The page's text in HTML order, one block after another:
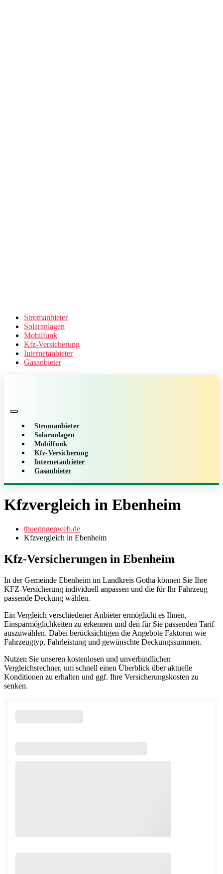
Stromanbieter
Solaranlagen
Mobilfunk
Kfz-Versicherung
Internetanbieter
Gasanbieter
Stromanbieter
Solaranlagen
Mobilfunk
Kfz-Versicherung
Internetanbieter
Gasanbieter
Kfzvergleich in Ebenheim
thueringenweb.de
Kfzvergleich in Ebenheim
Kfz‑Versicherungen in Ebenheim
In der Gemeinde Ebenheim im Landkreis Gotha können Sie Ihre
KFZ‑Versicherung individuell anpassen und die für Ihr Fahrzeug
passende Deckung wählen.
Ein Vergleich verschiedener Anbieter ermöglicht es Ihnen,
Einsparmöglichkeiten zu erkennen und den für Sie passenden Tarif
auszuwählen. Dabei berücksichtigen die Angebote Faktoren wie
Fahrzeugtyp, Fahrleistung und gewünschte Deckungssummen.
Nutzen Sie unseren kostenlosen und unverbindlichen
Vergleichsrechner, um schnell einen Überblick über aktuelle
Konditionen zu erhalten und ggf. Ihre Versicherungskosten zu
senken.